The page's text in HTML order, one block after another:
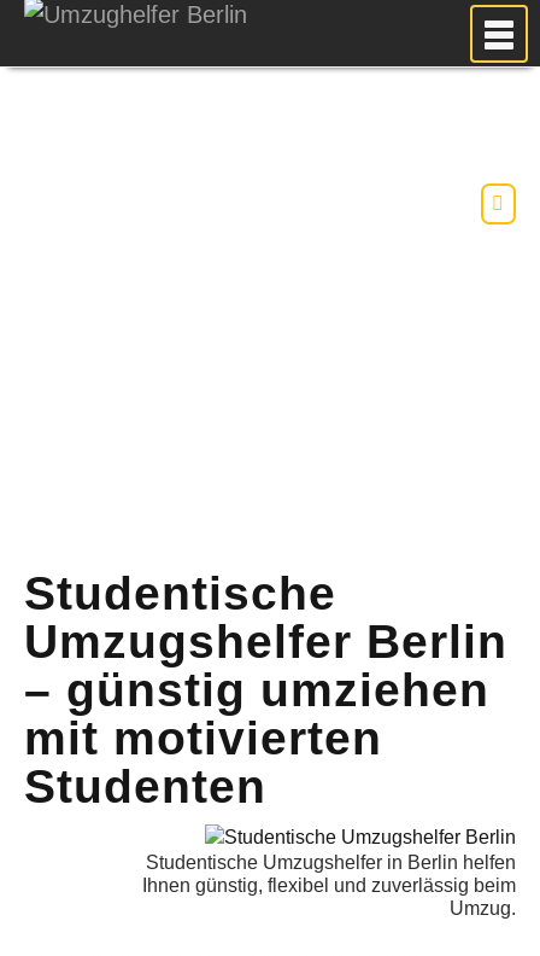
Studentische
Umzugshelfer Berlin
– günstig umziehen
mit motivierten
Studenten
Studentische Umzugshelfer in Berlin helfen
Ihnen günstig, flexibel und zuverlässig beim
Umzug.